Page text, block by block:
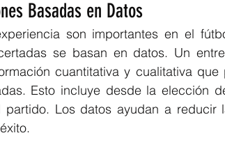
Basadas en Datos
son importantes en el
se basan en datos. Un
cuantitativa y cualitativa
Esto incluye desde la elección
partido. Los datos ayudan a reducir